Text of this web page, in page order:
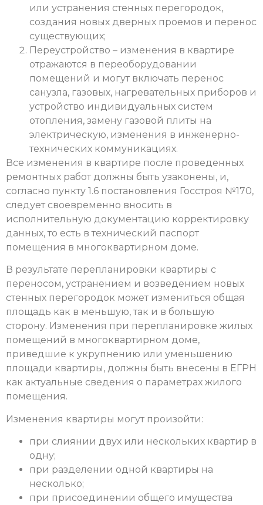
или устранения стенных перегородок,
создания новых дверных проемов и перенос
существующих;
Переустройство – изменения в квартире
отражаются в переоборудовании
помещений и могут включать перенос
санузла, газовых, нагревательных приборов и
устройство индивидуальных систем
отопления, замену газовой плиты на
электрическую, изменения в инженерно-
технических коммуникациях.
Все изменения в квартире после проведенных
ремонтных работ должны быть узаконены, и,
согласно пункту 1.6 постановления Госстроя №170,
следует своевременно вносить в
исполнительную документацию корректировку
данных, то есть в технический паспорт
помещения в многоквартирном доме.
В результате перепланировки квартиры с
переносом, устранением и возведением новых
стенных перегородок может измениться общая
площадь как в меньшую, так и в большую
сторону. Изменения при перепланировке жилых
помещений в многоквартирном доме,
приведшие к укрупнению или уменьшению
площади квартиры, должны быть внесены в ЕГРН
как актуальные сведения о параметрах жилого
помещения.
Изменения квартиры могут произойти:
при слиянии двух или нескольких квартир в
одну;
при разделении одной квартиры на
несколько;
при присоединении общего имущества